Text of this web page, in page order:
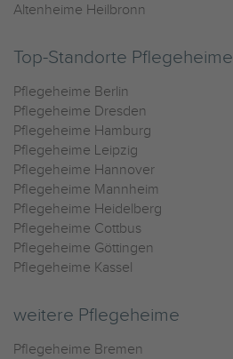
Altenheime Heilbronn
Top-Standorte Pflegeheime
Pflegeheime Berlin
Pflegeheime Dresden
Pflegeheime Hamburg
Pflegeheime Leipzig
Pflegeheime Hannover
Pflegeheime Mannheim
Pflegeheime Heidelberg
Pflegeheime Cottbus
Pflegeheime Göttingen
Pflegeheime Kassel
weitere Pflegeheime
Pflegeheime Bremen